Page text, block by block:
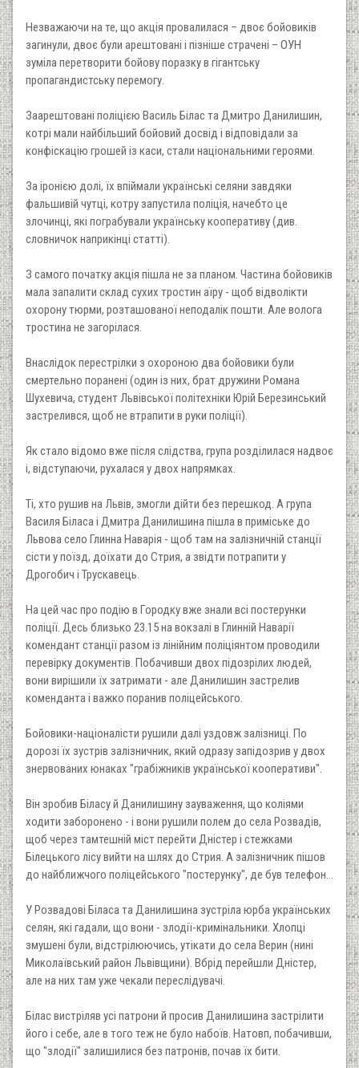
Незважаючи на те, що акція провалилася – двоє бойовиків
загинули, двоє були арештовані і пізніше страчені – ОУН
зуміла перетворити бойову поразку в гігантську
пропагандистську перемогу.
Заарештовані поліцією Василь Білас та Дмитро Данилишин,
котрі мали найбільший бойовий досвід і відповідали за
конфіскацію грошей із каси, стали національними героями.
За іронією долі, їх впіймали українські селяни завдяки
фальшивій чутці, котру запустила поліція, начебто це
злочинці, які пограбували українську кооперативу (див.
словничок наприкінці статті).
З самого початку акція пішла не за планом. Частина бойовиків
мала запалити склад сухих тростин аїру - щоб відволікти
охорону тюрми, розташованої неподалік пошти. Але волога
тростина не загорілася.
Внаслідок перестрілки з охороною два бойовики були
смертельно поранені (один із них, брат дружини Романа
Шухевича, студент Львівської політехніки Юрій Березинський
застрелився, щоб не втрапити в руки поліції).
Як стало відомо вже після слідства, група розділилася надвоє
і, відступаючи, рухалася у двох напрямках.
Ті, хто рушив на Львів, змогли дійти без перешкод. А група
Василя Біласа і Дмитра Данилишина пішла в приміське до
Львова село Глинна Наварія - щоб там на залізничній станції
сісти у поїзд, доїхати до Стрия, а звідти потрапити у
Дрогобич і Трускавець.
На цей час про подію в Городку вже знали всі постерунки
поліції. Десь близько 23.15 на вокзалі в Глинній Наварії
комендант станції разом із лінійним поліціянтом проводили
перевірку документів. Побачивши двох підозрілих людей,
вони вирішили їх затримати - але Данилишин застрелив
коменданта і важко поранив поліцейського.
Бойовики-націоналісти рушили далі уздовж залізниці. По
дорозі їх зустрів залізничник, який одразу запідозрив у двох
знервованих юнаках "грабіжників української кооперативи".
Він зробив Біласу й Данилишину зауваження, що коліями
ходити заборонено - і вони рушили полем до села Розвадів,
щоб через тамтешній міст перейти Дністер і стежками
Білецького лісу вийти на шлях до Стрия. А залізничник пішов
до найближчого поліцейського "постерунку", де був телефон...
У Розвадові Біласа та Данилишина зустріла юрба українських
селян, які гадали, що вони - злодії-кримінальники. Хлопці
змушені були, відстрілюючись, утікати до села Верин (нині
Миколаївський район Львівщини). Вбрід перейшли Дністер,
але на них там уже чекали переслідувачі.
Білас вистріляв усі патрони й просив Данилишина застрілити
його і себе, але в того теж не було набоїв. Натовп, побачивши,
що "злодії" залишилися без патронів, почав їх бити.